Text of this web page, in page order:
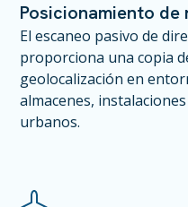
Posicionamiento de
El escaneo pasivo de
proporciona una copia
geolocalización en
almacenes,
urbanos.